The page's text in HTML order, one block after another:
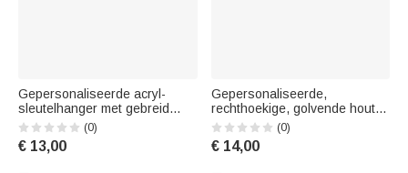
Gepersonaliseerde acryl-
sleutelhanger met gebreid
garenbolletje-motief en naam,
tasbedeltje, voor dagelijks
gebruik, verjaardagscadeau
(0)
€ 13,00
Gepersonaliseerde,
rechthoekige, golvende houten
telefoonhouder met gebreid
patroon, voorzien van naam
en initiaal – bureauversiering
(0)
€ 14,00